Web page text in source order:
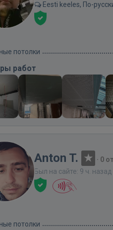
Eesti keeles, По-
потолки
работ
Anton T. · 0
Был на сайте: 9 ч. назад
потолки